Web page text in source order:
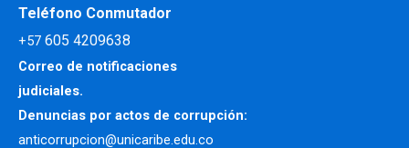
Teléfono Conmutador
+57 605 4209638
Correo de notificaciones
judiciales.
Denuncias por actos de corrupción:
anticorrupcion@unicaribe.edu.co